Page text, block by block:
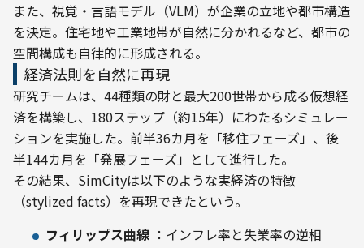
また、視覚・言語モデル（VLM）が企業の立地や都市構造
を決定。住宅地や工業地帯が自然に分かれるなど、都市の
空間構成も自律的に形成される。
経済法則を自然に再現
研究チームは、44種類の財と最大200世帯から成る仮想経
済を構築し、180ステップ（約15年）にわたるシミュレー
ションを実施した。前半36カ月を「移住フェーズ」、後
半144カ月を「発展フェーズ」として進行した。
その結果、SimCityは以下のような実経済の特徴
（stylized facts）を再現できたという。
フィリップス曲線 ：インフレ率と失業率の逆相